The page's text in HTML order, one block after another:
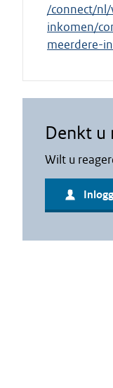
/connect/
inkomen/
meerdere-
Denkt u
Wilt u